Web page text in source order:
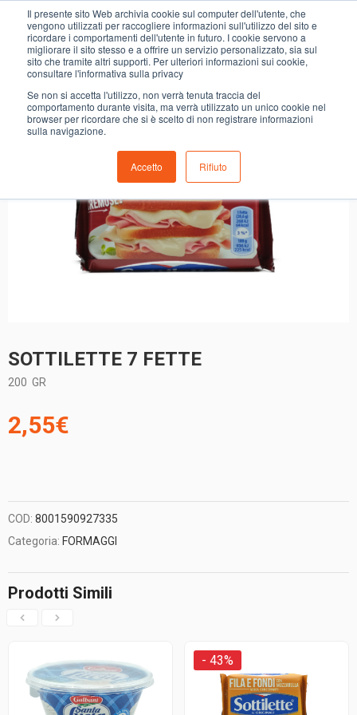
Il presente sito Web archivia cookie sul computer dell'utente, che
vengono utilizzati per raccogliere informazioni sull'utilizzo del sito e
ricordare i comportamenti dell'utente in futuro. I cookie servono a
migliorare il sito stesso e a offrire un servizio personalizzato, sia sul
sito che tramite altri supporti. Per ulteriori informazioni sui cookie,
consultare l'informativa sulla privacy
Se non si accetta l'utilizzo, non verrà tenuta traccia del
comportamento durante visita, ma verrà utilizzato un unico cookie nel
browser per ricordare che si è scelto di non registrare informazioni
sulla navigazione.
Accetto Rifiuto
SOTTILETTE 7 FETTE
SOTTILETTE 7 FETTE
200 GR
2,55€
COD: 8001590927335
Categoria: FORMAGGI
Prodotti Simili
- 43%